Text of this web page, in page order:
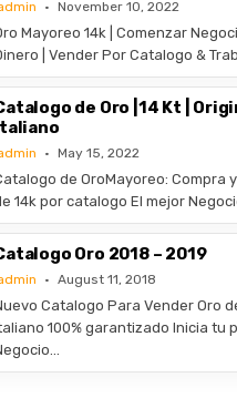
November 10, 2022
Mayoreo 14k | Comenzar
| Vender Por Catalogo &
de Oro |14 Kt |
May 15, 2022
de OroMayoreo: Compra
14k por catalogo El mejor
Oro 2018 – 2019
August 11, 2018
Catalogo Para Vender Oro
100% garantizado Inicia tu